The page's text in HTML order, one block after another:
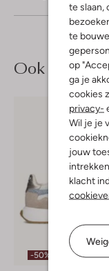
te slaan,
te
op
ga je
cookies
privacy-
Wil je je
jouw
klacht
Ook iets
-50%